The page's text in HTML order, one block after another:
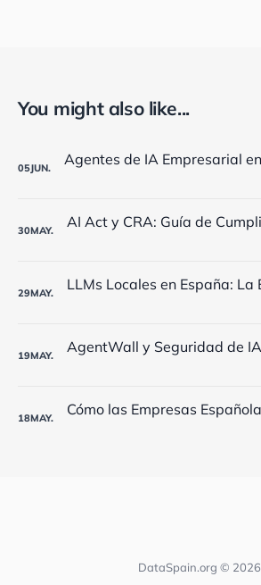
You might also like...
05JUN.
30MAY.
29MAY.
19MAY.
18MAY.
DataSpain.org © 2026